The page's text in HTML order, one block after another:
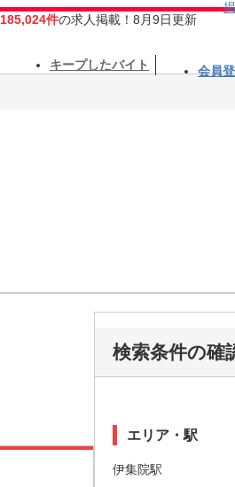
185,024件の求人掲載！8月9日更新
キープしたバイト 会員
検索条件の確
エリア・駅
伊集院駅